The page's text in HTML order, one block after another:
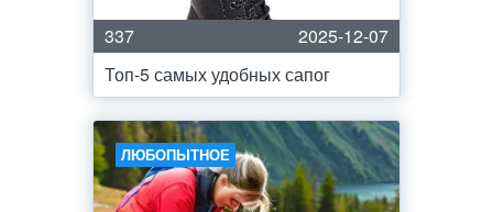
337
2025-12-07
Топ-5 самых удобных сапог
ЛЮБОПЫТНОЕ